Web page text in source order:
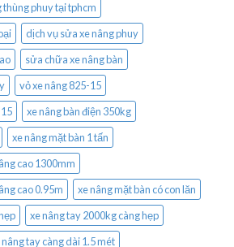
phuy tại tphcm
dịch vụ sửa xe nâng phuy
sửa chữa xe nâng bàn
vỏ xe nâng 825-15
xe nâng bàn điện 350kg
xe nâng mặt bàn 1 tấn
cao 1300mm
cao 0.95m
xe nâng mặt bàn có con lăn
xe nâng tay 2000kg càng hẹp
nâng tay càng dài 1.5 mét